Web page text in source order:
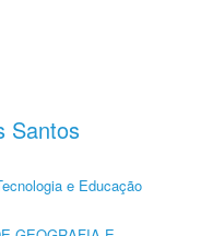
Santos
e Educação